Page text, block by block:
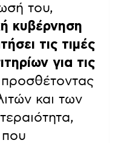
του,
κυβέρνηση
τις τιμές
για τις
και των
που